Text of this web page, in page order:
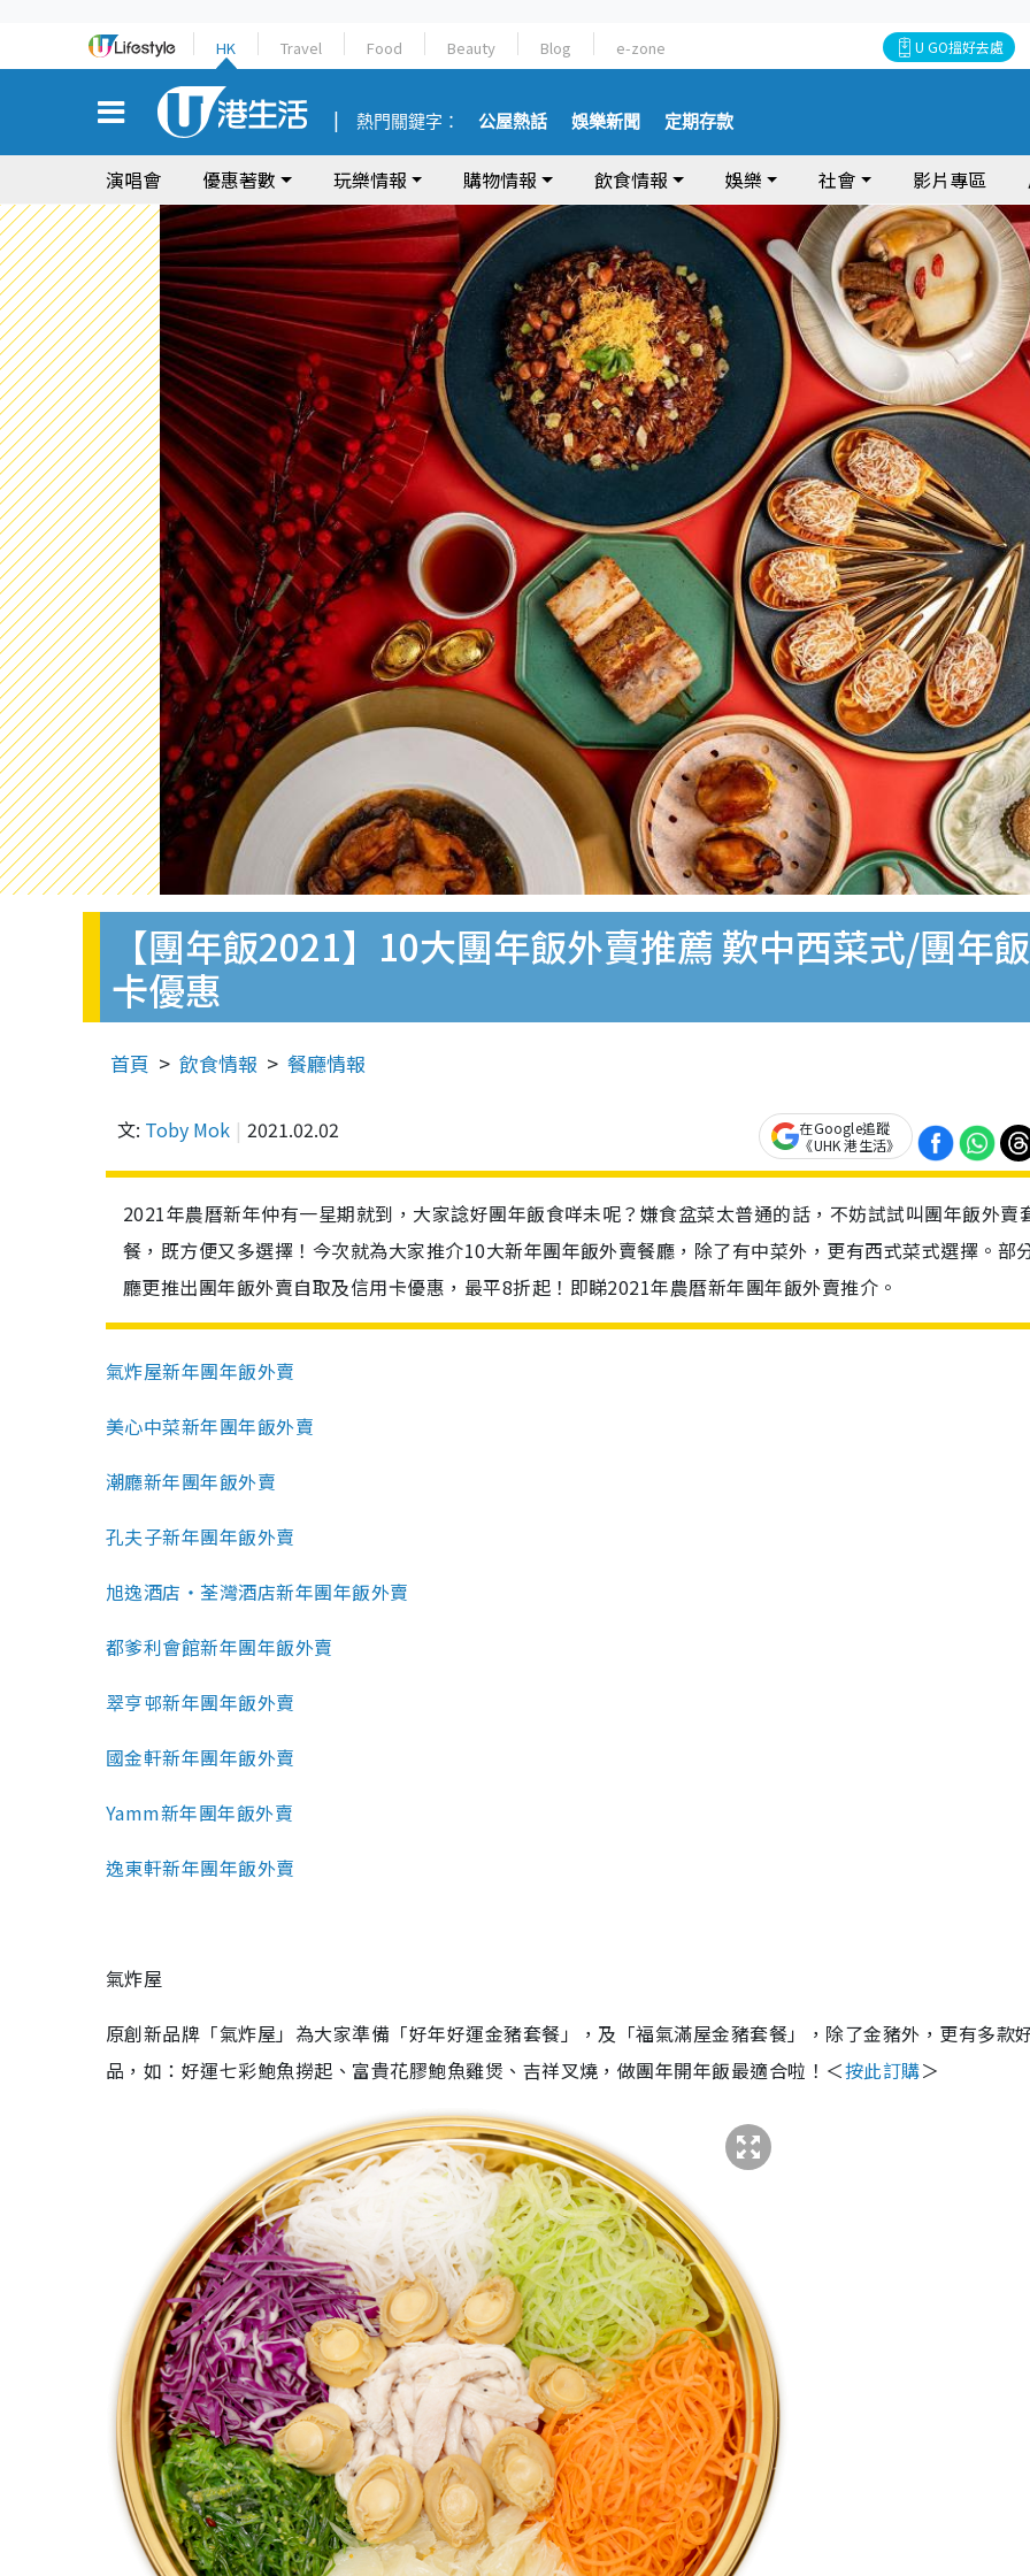
HK Travel Food Beauty Blog e-zone U GO搵好去處
熱門關鍵字： 公屋熱話 娛樂新聞 定期存款
演唱會 優惠著數 玩樂情報 購物情報 飲食情報 娛樂 社會 影片專區
【團年飯2021】10大團年飯外賣推薦 歎中西菜式/團年
卡優惠
首頁 飲食情報 餐廳情報
文: Toby Mok 2021.02.02
在Google追蹤
《UHK 港生活》
2021年農曆新年仲有一星期就到，大家諗好團年飯食咩未呢？嫌食盆菜太普通的話，不妨試試叫團年飯外賣
餐，既方便又多選擇！今次就為大家推介10大新年團年飯外賣餐廳，除了有中菜外，更有西式菜式選擇。部
廳更推出團年飯外賣自取及信用卡優惠，最平8折起！即睇2021年農曆新年團年飯外賣推介。
氣炸屋新年團年飯外賣
美心中菜新年團年飯外賣
潮廳新年團年飯外賣
孔夫子新年團年飯外賣
旭逸酒店‧荃灣酒店新年團年飯外賣
都爹利會館新年團年飯外賣
翠亨邨新年團年飯外賣
國金軒新年團年飯外賣
Yamm新年團年飯外賣
逸東軒新年團年飯外賣
氣炸屋
原創新品牌「氣炸屋」為大家準備「好年好運金豬套餐」，及「福氣滿屋金豬套餐」，除了金豬外，更有多款
品，如：好運七彩鮑魚撈起、富貴花膠鮑魚雞煲、吉祥叉燒，做團年開年飯最適合啦！＜按此訂購＞